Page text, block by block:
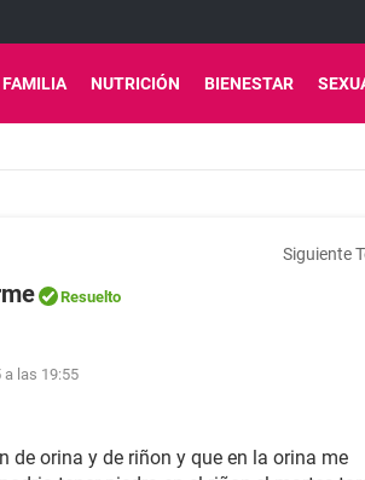
FAMILIA NUTRICIÓN BIENESTAR
Siguiente
Resuelto
a las 19:55
de orina y de riñon y que en la orina me